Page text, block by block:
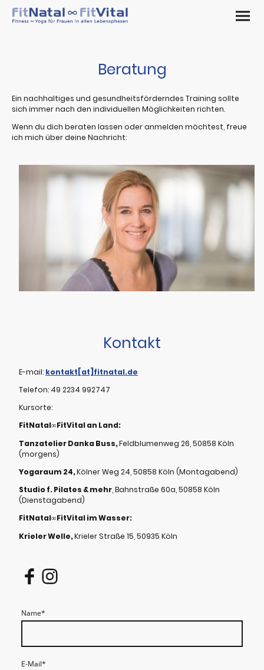
Beratung
Ein nachhaltiges und gesundheitsförderndes Training sollte
sich immer nach den individuellen Möglichkeiten richten.
Wenn du dich beraten lassen oder anmelden möchtest, freue
ich mich über deine Nachricht:
Kontakt
E-mail: kontakt[at]fitnatal.de
Telefon: 49 2234 992747
Kursorte:
FitNatal∞FitVital an Land:
Tanzatelier Danka Buss,Feldblumenweg 26, 50858 Köln
(morgens)
Yogaraum 24,Kölner Weg 24, 50858 Köln (Montagabend)
Studio f. Pilates & mehr , Bahnstraße 60a, 50858 Köln
(Dienstagabend)
FitNatal∞FitVital im Wasser:
Krieler Welle,Krieler Straße 15, 50935 Köln
Name*
E-Mail*